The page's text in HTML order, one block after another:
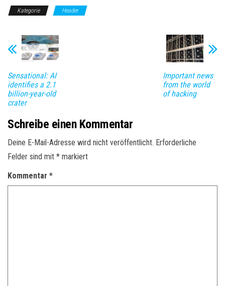
Kategorie Header
Sensational: AI
identifies a 2.1
billion-year-old
crater
Important news
from the world
of hacking
Schreibe einen Kommentar
Deine E-Mail-Adresse wird nicht veröffentlicht. Erforderliche
Felder sind mit * markiert
Kommentar *